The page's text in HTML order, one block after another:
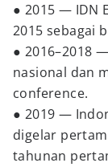
● 2015 — IDN
2015 sebagai
● 2016–2018
nasional dan
conference.
● 2019 —
digelar
tahunan